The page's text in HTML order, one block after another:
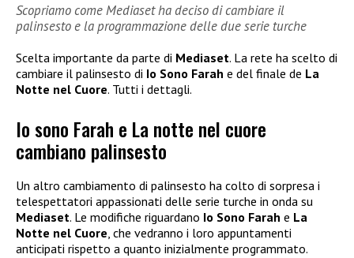
Scopriamo come Mediaset ha deciso di cambiare il
palinsesto e la programmazione delle due serie turche
Scelta importante da parte di Mediaset. La rete ha scelto di
cambiare il palinsesto di Io Sono Farah e del finale de La
Notte nel Cuore. Tutti i dettagli.
Io sono Farah e La notte nel cuore
cambiano palinsesto
Un altro cambiamento di palinsesto ha colto di sorpresa i
telespettatori appassionati delle serie turche in onda su
Mediaset. Le modifiche riguardano Io Sono Farah e La
Notte nel Cuore, che vedranno i loro appuntamenti
anticipati rispetto a quanto inizialmente programmato.